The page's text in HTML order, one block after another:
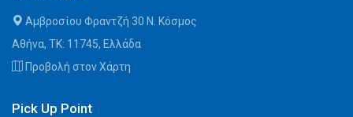
Αμβροσίου Φραντζή 30 Ν. Κόσμος
Αθήνα, ΤΚ: 11745, Ελλάδα
Προβολή στον Χάρτη
Pick Up Point